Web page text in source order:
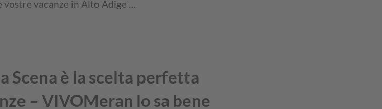
vostre vacanze in Alto Adige …
Scena è la scelta perfetta
– VIVOMeran lo sa bene